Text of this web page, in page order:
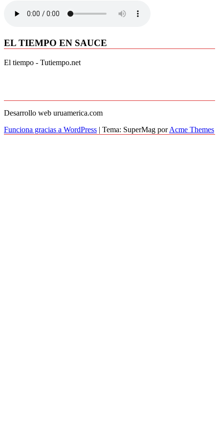
EL TIEMPO EN SAUCE
El tiempo - Tutiempo.net
Desarrollo web uruamerica.com
Funciona gracias a WordPress | Tema: SuperMag porAcme Themes